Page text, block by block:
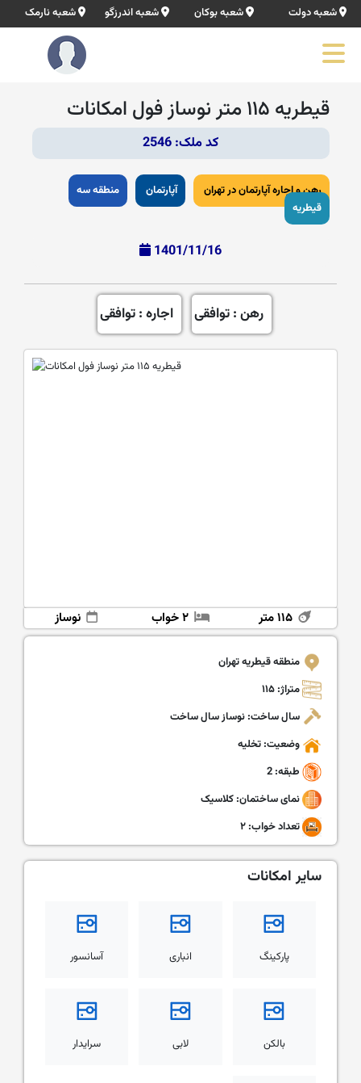
شعبه دولت شعبه بوکان شعبه اندرزگو شعبه نارمک
قیطریه ۱۱۵ متر نوساز فول امکانات
کد ملک: 2546
رهن و اجاره آپارتمان در تهران آپارتمان
منطقه سه
قیطریه
1401/11/16
رهن : توافقی اجاره : توافقی
۱۱۵ متر ۲ خواب نوساز
منطقه قیطریه تهران
متراژ: ۱۱۵
سال ساخت: نوساز سال ساخت
وضعیت: تخلیه
طبقه: 2
نمای ساختمان: کلاسیک
تعداد خواب: ۲
سایر امکانات
پارکینگ انباری آسانسور
بالکن لابی سرایدار